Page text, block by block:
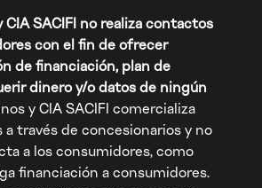
CIA SACIFI no realiza contactos
con el fin de ofrecer
de financiación, plan de
dinero y/o datos de ningún
y CIA SACIFI comercializa
través de concesionarios y no
a los consumidores, como
financiación a consumidores.